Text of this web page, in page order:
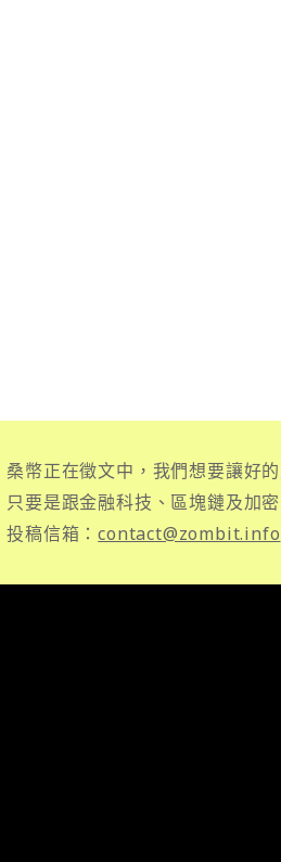
桑幣正在徵文中，我們想要讓好
只要是跟金融科技、區塊鏈及加
投稿信箱：contact@zombit.info